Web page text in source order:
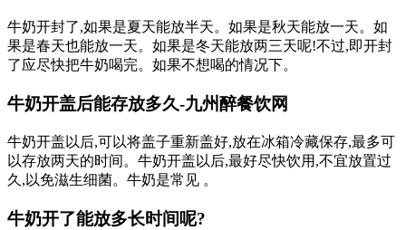
牛奶开封了,如果是夏天能放半天。如果是秋天能放一天。如
果是春天也能放一天。如果是冬天能放两三天呢!不过,即开封
了应尽快把牛奶喝完 。如果不想喝的情况下。
牛奶开盖后能存放多久-九州醉餐饮网
牛奶开盖以后,可以将盖子重新盖好,放在冰箱冷藏保存,最多可
以存放两天的时间。牛奶开盖以后,最好尽快饮用,不宜放置过
久,以免滋生细菌。牛奶是常见 。
牛奶开了能放多长时间呢?